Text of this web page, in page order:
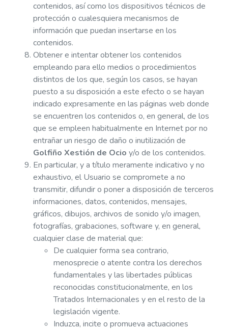
contenidos, así como los dispositivos técnicos de
protección o cualesquiera mecanismos de
información que puedan insertarse en los
contenidos.
Obtener e intentar obtener los contenidos
empleando para ello medios o procedimientos
distintos de los que, según los casos, se hayan
puesto a su disposición a este efecto o se hayan
indicado expresamente en las páginas web donde
se encuentren los contenidos o, en general, de los
que se empleen habitualmente en Internet por no
entrañar un riesgo de daño o inutilización de
Golfiño Xestión de Ocio y/o de los contenidos.
En particular, y a título meramente indicativo y no
exhaustivo, el Usuario se compromete a no
transmitir, difundir o poner a disposición de terceros
informaciones, datos, contenidos, mensajes,
gráficos, dibujos, archivos de sonido y/o imagen,
fotografías, grabaciones, software y, en general,
cualquier clase de material que:
De cualquier forma sea contrario,
menosprecie o atente contra los derechos
fundamentales y las libertades públicas
reconocidas constitucionalmente, en los
Tratados Internacionales y en el resto de la
legislación vigente.
Induzca, incite o promueva actuaciones